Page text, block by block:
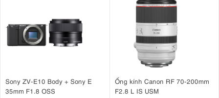
Sony ZV-E10 Body + Sony E
35mm F1.8 OSS
Ống kính Canon RF 70-200mm
F2.8 L IS USM